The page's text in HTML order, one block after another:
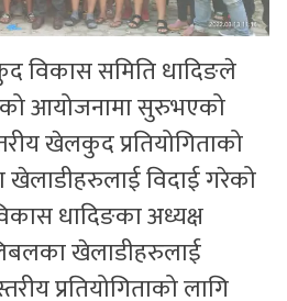
विकास समिति धादिङले
आयोजनामा सुरुभएको
खेलकुद प्रतियोगिताको
विदाई गरेको
धादिङका अध्यक्ष
खेलाडीहरुलाई
प्रतियोगिताको लागि